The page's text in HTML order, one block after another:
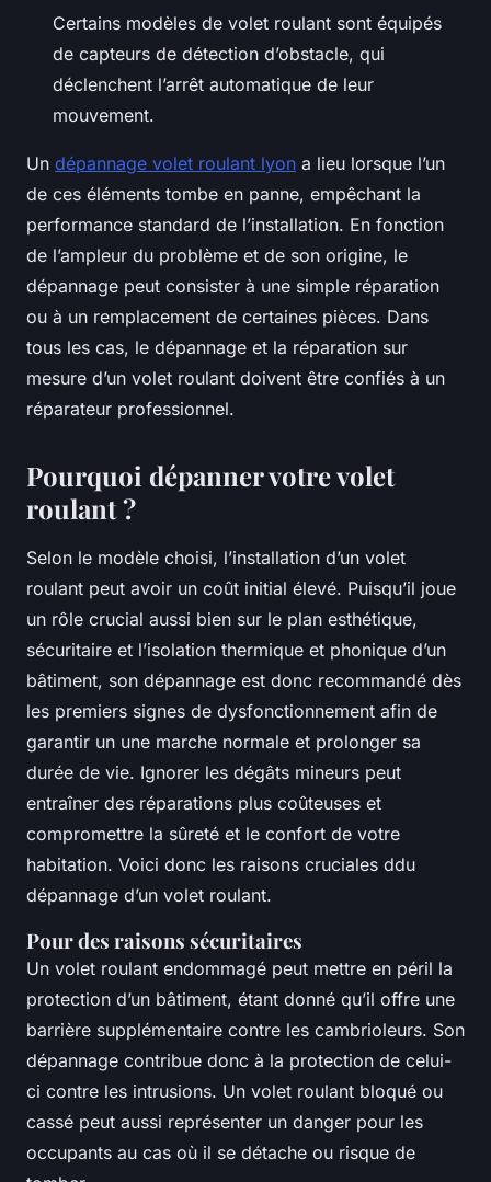
Certains modèles de volet roulant sont équipés
de capteurs de détection d’obstacle, qui
déclenchent l’arrêt automatique de leur
mouvement.
Un dépannage volet roulant lyon a lieu lorsque l’un
de ces éléments tombe en panne, empêchant la
performance standard de l’installation. En fonction
de l’ampleur du problème et de son origine, le
dépannage peut consister à une simple réparation
ou à un remplacement de certaines pièces. Dans
tous les cas, le dépannage et la réparation sur
mesure d’un volet roulant doivent être confiés à un
réparateur professionnel.
Pourquoi dépanner votre volet
roulant ?
Selon le modèle choisi, l’installation d’un volet
roulant peut avoir un coût initial élevé. Puisqu’il joue
un rôle crucial aussi bien sur le plan esthétique,
sécuritaire et l’isolation thermique et phonique d’un
bâtiment, son dépannage est donc recommandé dès
les premiers signes de dysfonctionnement afin de
garantir un une marche normale et prolonger sa
durée de vie. Ignorer les dégâts mineurs peut
entraîner des réparations plus coûteuses et
compromettre la sûreté et le confort de votre
habitation. Voici donc les raisons cruciales ddu
dépannage d’un volet roulant.
Pour des raisons sécuritaires
Un volet roulant endommagé peut mettre en péril la
protection d’un bâtiment, étant donné qu’il offre une
barrière supplémentaire contre les cambrioleurs. Son
dépannage contribue donc à la protection de celui-
ci contre les intrusions. Un volet roulant bloqué ou
cassé peut aussi représenter un danger pour les
occupants au cas où il se détache ou risque de